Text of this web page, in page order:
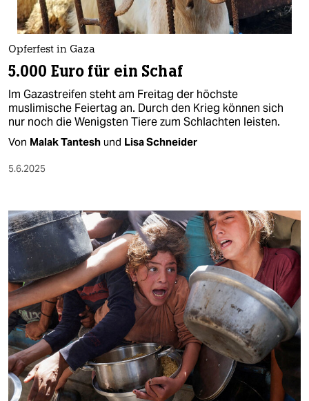
Opferfest in Gaza
5.000 Euro für ein Schaf
Im Gazastreifen steht am Freitag der höchste
muslimische Feiertag an. Durch den Krieg können sich
nur noch die Wenigsten Tiere zum Schlachten leisten.
Von Malak Tantesh und Lisa Schneider
5.6.2025